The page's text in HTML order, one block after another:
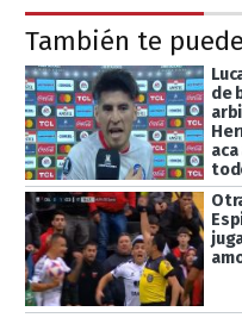
También te
de